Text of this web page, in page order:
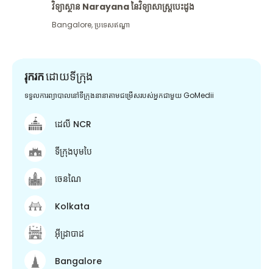
វិទ្យាស្ថាន Narayana នៃវិទ្យាសាស្រ្តបេះដូង
Bangalore,ប្រទេសឥណ្ឌា
រុករកដោយទីក្រុង
ទទួលការព្យាបាលនៅទីក្រុងនានាតាមជម្រើសរបស់អ្នកជាមួយ GoMedii
ដេលី NCR
ទីក្រុងបុមបៃ
ចេនណៃ
Kolkata
អ៊ីដ្រាបាដ
Bangalore